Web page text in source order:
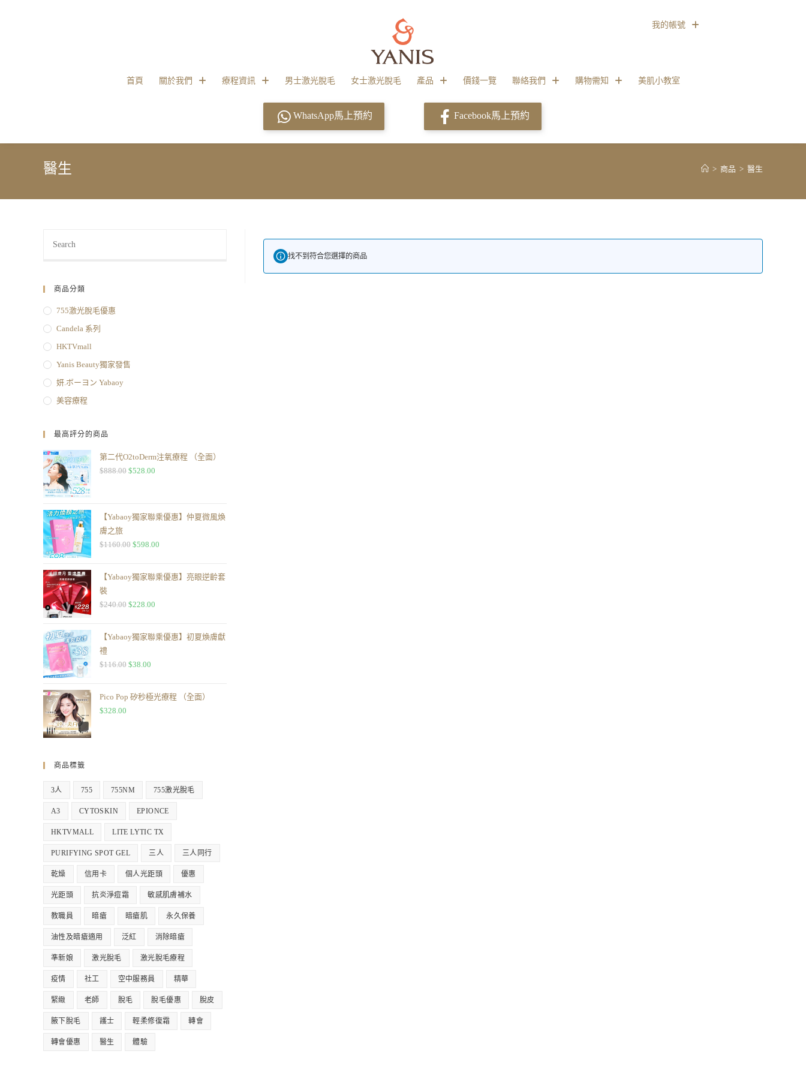
首頁 關於我們 療程資訊 男士激光脫毛 女士激光脫毛 產品 價錢一覽 聯絡我們 購物需知 美肌小教室
我的帳號
WhatsApp馬上預約 Facebook馬上預約
醫生 > 商品 > 醫生
找不到符合您選擇的商品
商品分類
755激光脫毛優惠
Candela 系列
HKTVmall
Yanis Beauty獨家發售
妍.ボーヨン Yabaoy
美容療程
最高評分的商品
第二代O2toDerm注氧療程 （全面）
$888.00 $528.00
【Yabaoy獨家聯乘優惠】仲夏微風煥
膚之旅
$1160.00 $598.00
【Yabaoy獨家聯乘優惠】亮眼逆齡套
裝
$240.00 $228.00
【Yabaoy獨家聯乘優惠】初夏煥膚獻
禮
$116.00 $38.00
Pico Pop 矽秒極光療程 （全面）
$328.00
商品標籤
3人 755 755NM 755激光脫毛
A3 CYTOSKIN EPIONCE
HKTVMALL LITE LYTIC TX
PURIFYING SPOT GEL 三人 三人同行
乾燥 信用卡 個人光距頭 優惠
光距頭 抗炎淨痘霜 敏感肌膚補水
教職員 暗瘡 暗瘡肌 永久保養
油性及暗瘡適用 泛紅 消除暗瘡
準新娘 激光脫毛 激光脫毛療程
疫情 社工 空中服務員 精華
緊緻 老師 脫毛 脫毛優惠 脫皮
腋下脫毛 護士 輕柔修復霜 轉會
轉會優惠 醫生 體驗